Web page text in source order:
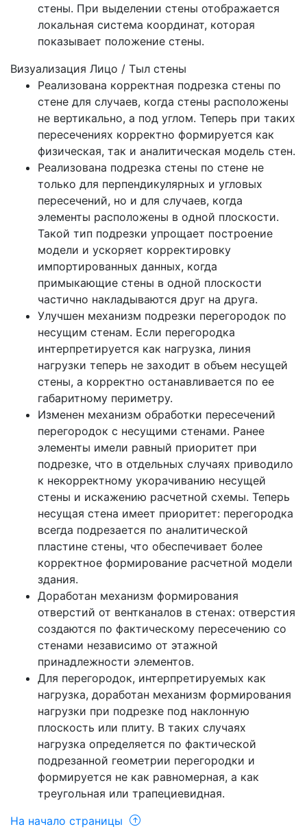
стены. При выделении стены отображается
локальная система координат, которая
показывает положение стены.
Визуализация Лицо / Тыл стены
Реализована корректная подрезка стены по
стене для случаев, когда стены расположены
не вертикально, а под углом. Теперь при таких
пересечениях корректно формируется как
физическая, так и аналитическая модель стен.
Реализована подрезка стены по стене не
только для перпендикулярных и угловых
пересечений, но и для случаев, когда
элементы расположены в одной плоскости.
Такой тип подрезки упрощает построение
модели и ускоряет корректировку
импортированных данных, когда
примыкающие стены в одной плоскости
частично накладываются друг на друга.
Улучшен механизм подрезки перегородок по
несущим стенам. Если перегородка
интерпретируется как нагрузка, линия
нагрузки теперь не заходит в объем несущей
стены, а корректно останавливается по ее
габаритному периметру.
Изменен механизм обработки пересечений
перегородок с несущими стенами. Ранее
элементы имели равный приоритет при
подрезке, что в отдельных случаях приводило
к некорректному укорачиванию несущей
стены и искажению расчетной схемы. Теперь
несущая стена имеет приоритет: перегородка
всегда подрезается по аналитической
пластине стены, что обеспечивает более
корректное формирование расчетной модели
здания.
Доработан механизм формирования
отверстий от вентканалов в стенах: отверстия
создаются по фактическому пересечению со
стенами независимо от этажной
принадлежности элементов.
Для перегородок, интерпретируемых как
нагрузка, доработан механизм формирования
нагрузки при подрезке под наклонную
плоскость или плиту. В таких случаях
нагрузка определяется по фактической
подрезанной геометрии перегородки и
формируется не как равномерная, а как
треугольная или трапециевидная.
На начало страницы